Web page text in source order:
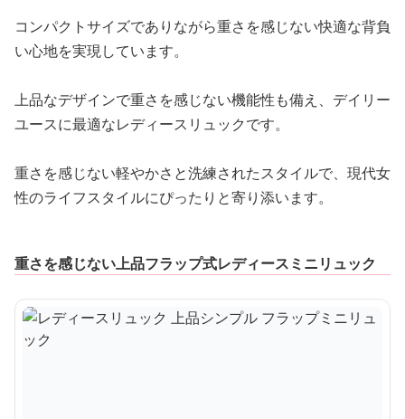
コンパクトサイズでありながら重さを感じない快適な背負
い心地を実現しています。
上品なデザインで重さを感じない機能性も備え、デイリー
ユースに最適なレディースリュックです。
重さを感じない軽やかさと洗練されたスタイルで、現代女
性のライフスタイルにぴったりと寄り添います。
重さを感じない上品フラップ式レディースミニリュック